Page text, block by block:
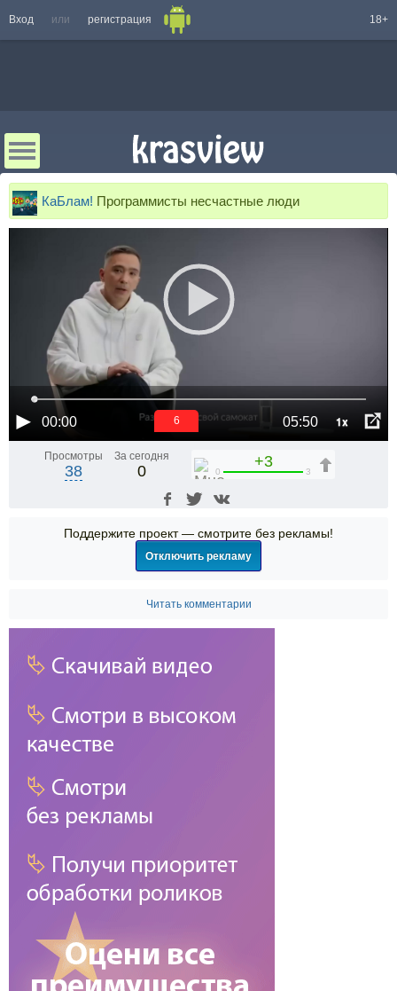
Вход или регистрация 18+
КаБлам! Программисты несчастные люди
00:00 05:50 1x
6
Просмотры
38
За сегодня
0
+3
0 3
Поддержите проект — смотрите без рекламы!
Отключить рекламу
Читать комментарии